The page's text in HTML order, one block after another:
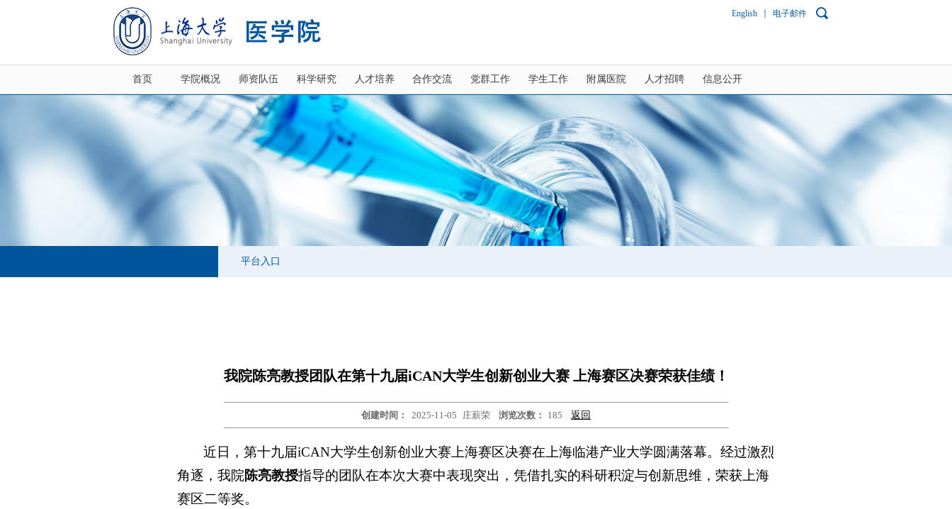
English 电子邮件
首页 学院概况 师资队伍 科学研究 人才培养 合作交流 党群工作 学生工作 附属医院 人才招聘 信息公开
平台入口
我院陈亮教授团队在第十九届iCAN大学生创新创业大赛 上海赛区决赛荣获佳绩！
创建时间： 2025-11-05 庄薪荣 浏览次数： 185 返回
近日，第十九届iCAN大学生创新创业大赛上海赛区决赛在上海临港产业大学圆满落幕。经过激烈
角逐，我院陈亮教授指导的团队在本次大赛中表现突出，凭借扎实的科研积淀与创新思维，荣获上海
赛区二等奖。